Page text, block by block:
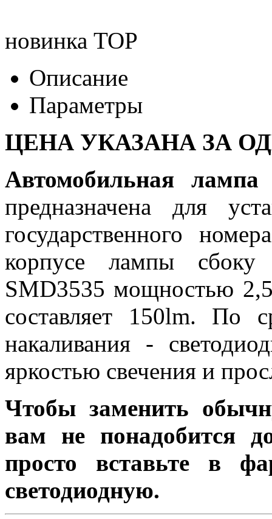
новинка TOP
Описание
Параметры
ЦЕНА УКАЗАНА ЗА
Автомобильная
предназначена для
государственного
корпусе лампы сбоку
SMD3535 мощностью
составляет 150lm. По
накаливания -
яркостью свечения и
Чтобы заменить
вам не понадобится
просто вставьте в
светодиодную.